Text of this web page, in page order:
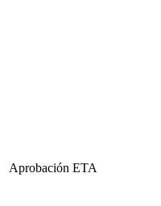
Aprobación ETA